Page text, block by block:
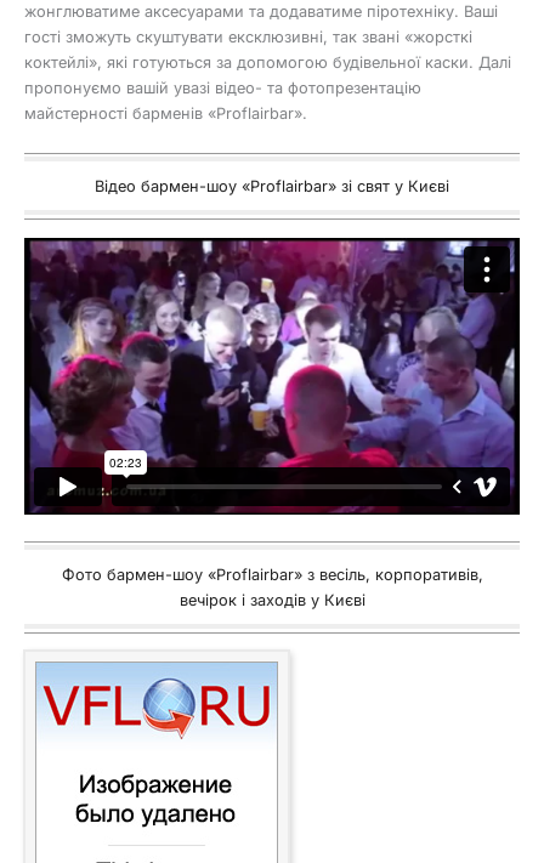
жонглюватиме аксесуарами та додаватиме піротехніку. Ваші
гості зможуть скуштувати ексклюзивні, так звані «жорсткі
коктейлі», які готуються за допомогою будівельної каски. Далі
пропонуємо вашій увазі відео- та фотопрезентацію
майстерності барменів «Proflairbar».
Відео бармен-шоу «Proflairbar» зі свят у Києві
Фото бармен-шоу «Proflairbar» з весіль, корпоративів,
вечірок і заходів у Києві